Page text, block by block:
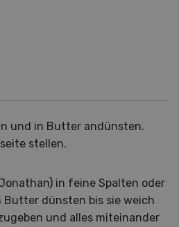
und in Butter andünsten.
stellen.
in feine Spalten oder
Butter dünsten bis sie weich
und alles miteinander